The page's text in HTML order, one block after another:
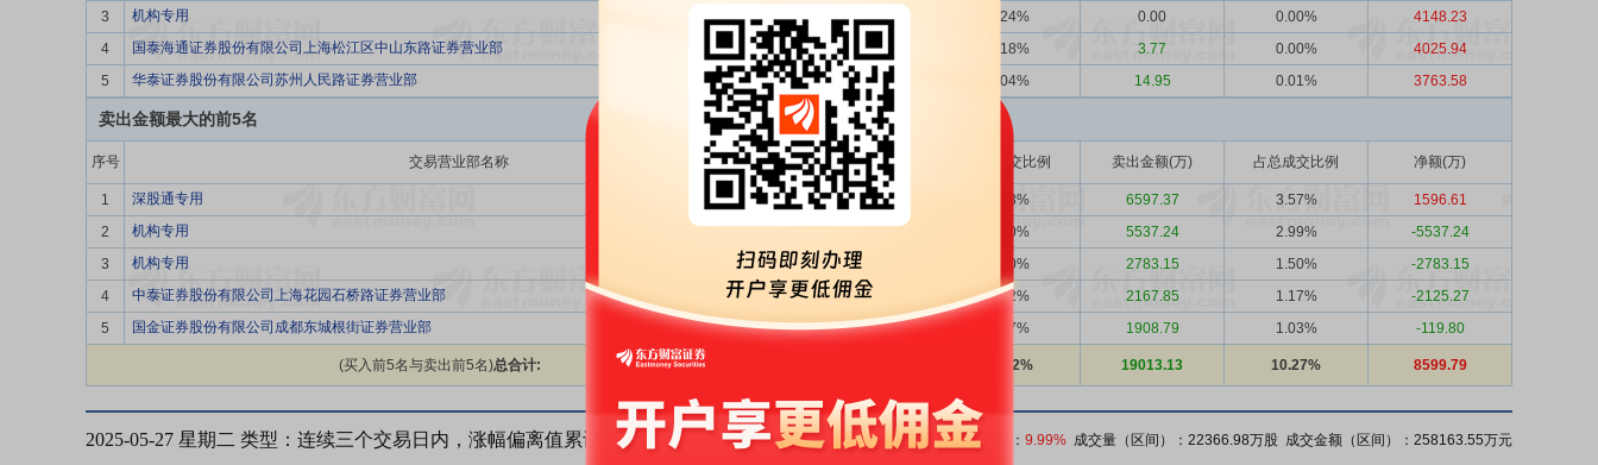
3
机构专用 39.47% 4148.23 2.24% 0.00 0.00%
4148.23
4
国泰海通证券股份有限公司上海松江区中山东路证券营业部 50.54% 4029.71 2.18% 3.77 0.00%
4025.94
5
华泰证券股份有限公司苏州人民路证券营业部 66.67% 3778.53 2.04% 14.95 0.01% 3763.58
卖出金额最大的前5名
序号 交易营业部名称 买入金额(万) 占总成交比例 卖出金额(万) 占总成交比例 净额(万)
1 深股通专用 39.53% 8193.98 4.43% 6597.37 3.57%
1596.61
2
机构专用 0.00% 5537.24 2.99%
-5537.24
3
机构专用 0.00 0.00% 2783.15 1.50%
-2783.15
4
中泰证券股份有限公司上海花园石桥路证券营业部 -次 42.58 0.02% 2167.85 1.17%
-2125.27
5
国金证券股份有限公司成都东城根街证券营业部 0.00% 1788.98 0.97% 1908.79 1.03% -119.80
(买入前5名与卖出前5名)总合计: 14.92% 19013.13 10.27% 8599.79
2025-05-27 星期二 类型：连续三个交易日内，涨幅偏离值累计达到20%的证券 收盘价： 12.33元 涨跌幅： 9.99% 成交量（区间）：22366.98万股 成交金额（区间）：258163.55万元